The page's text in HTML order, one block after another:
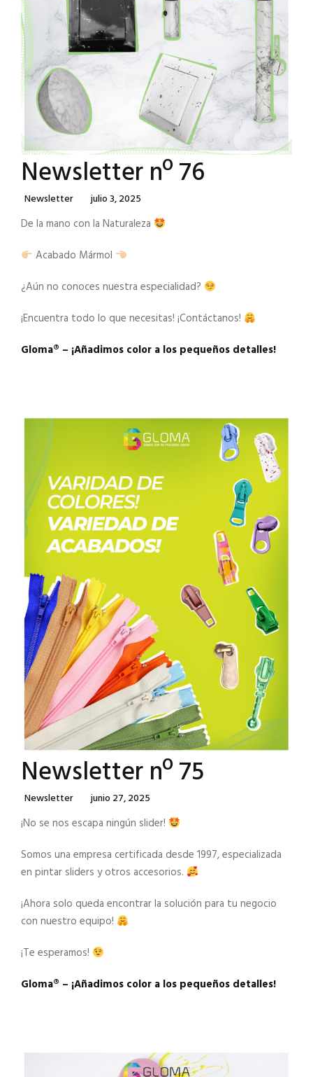
Newsletter nº 76
Categories
Newsletter Posted
On
Julio 3, 2025
De la mano con la Naturaleza
Acabado Mármol
¿Aún no conoces nuestra especialidad?
¡Encuentra todo lo que necesitas! ¡Contáctanos!
Gloma®️ – ¡Añadimos color a los pequeños detalles!
Newsletter nº 75
Categories
Newsletter Posted
On
Junio 27, 2025
¡No se nos escapa ningún slider!
Somos una empresa certificada desde 1997, especializada
en pintar sliders y otros accesorios.
¡Ahora solo queda encontrar la solución para tu negocio
con nuestro equipo!
¡Te esperamos!
Gloma®️ – ¡Añadimos color a los pequeños detalles!